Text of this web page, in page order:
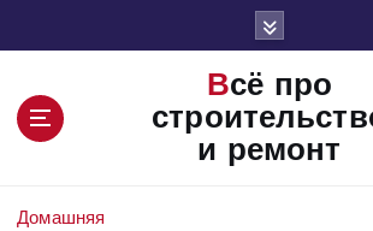
Всё про
и ремонт
Домашняя